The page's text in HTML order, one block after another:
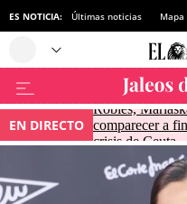
ES NOTICIA: Últimas noticias
EN DIRECTO
Robles,
comparecer a
crisis de Ceuta